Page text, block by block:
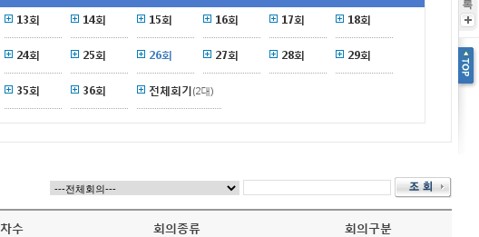
13회 14회 15회 16회 17회 18회
24회 25회 26회 27회 28회 29회
35회 36회 전체회기(2대)
차수 회의종류 회의구분